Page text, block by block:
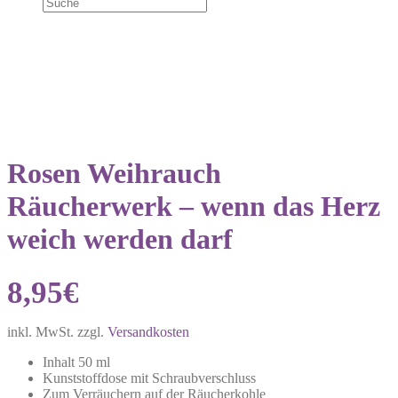
Rosen Weihrauch
Räucherwerk – wenn das Herz
weich werden darf
8,95€
inkl. MwSt. zzgl. Versandkosten
Inhalt 50 ml
Kunststoffdose mit Schraubverschluss
Zum Verräuchern auf der Räucherkohle